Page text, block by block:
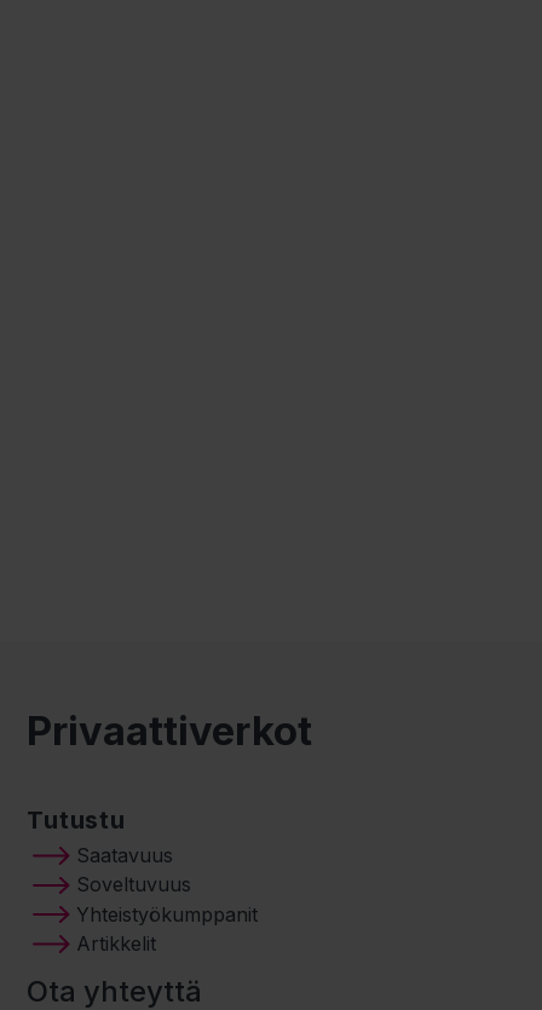
Privaattiverkot
Tutustu
Saatavuus
Soveltuvuus
Yhteistyökumppanit
Artikkelit
Ota yhteyttä